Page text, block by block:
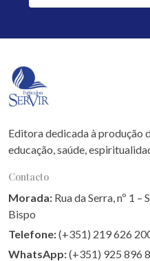
Editora dedicada à produção
educação, saúde,
Contacto
Morada: Rua da Serra, nº 1
Bispo
Telefone:(+351) 219 626
WhatsApp:(+351) 925 896